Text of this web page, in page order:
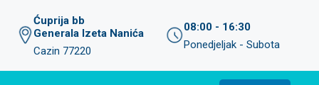
Ćuprija bb
Generala Izeta Nanića
Cazin 77220
08:00 - 16:30
Ponedjeljak - Subota